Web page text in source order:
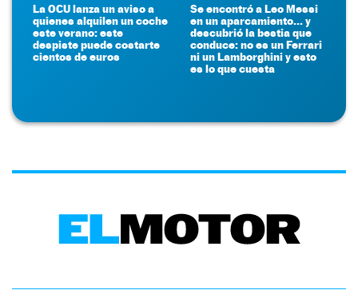
La OCU lanza un aviso a
quienes alquilen un coche
este verano: este
despiste puede costarte
cientos de euros
Se encontró a Leo Messi
en un aparcamiento... y
descubrió la bestia que
conduce: no es un Ferrari
ni un Lamborghini y esto
es lo que cuesta